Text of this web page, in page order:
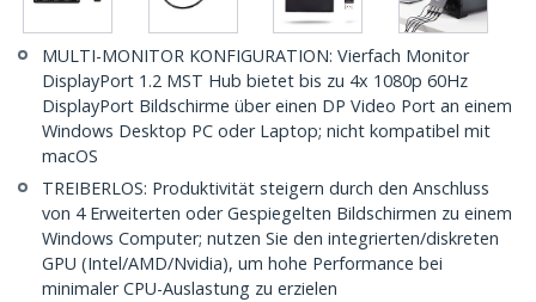
MULTI-MONITOR KONFIGURATION: Vierfach Monitor
DisplayPort 1.2 MST Hub bietet bis zu 4x 1080p 60Hz
DisplayPort Bildschirme über einen DP Video Port an einem
Windows Desktop PC oder Laptop; nicht kompatibel mit
macOS
TREIBERLOS: Produktivität steigern durch den Anschluss
von 4 Erweiterten oder Gespiegelten Bildschirmen zu einem
Windows Computer; nutzen Sie den integrierten/diskreten
GPU (Intel/AMD/Nvidia), um hohe Performance bei
minimaler CPU-Auslastung zu erzielen